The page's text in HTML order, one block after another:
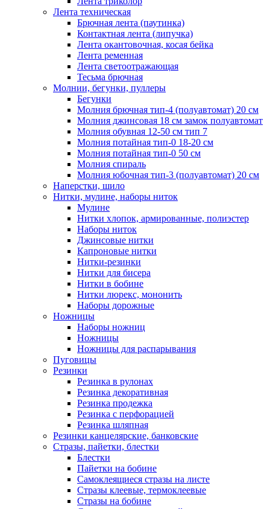
Лента техническая
Брючная лента (паутинка)
Контактная лента (липучка)
Лента окантовочная, косая бейка
Лента ременная
Лента светоотражающая
Тесьма брючная
Молнии, бегунки, пуллеры
Бегунки
Молния брючная тип-4 (полуавтомат) 20 см
Молния джинсовая 18 см замок полуавтомат
Молния обувная 12-50 см тип 7
Молния потайная тип-0 18-20 см
Молния потайная тип-0 50 см
Молния спираль
Молния юбочная тип-3 (полуавтомат) 20 см
Наперстки, шило
Нитки, мулине, наборы ниток
Мулине
Нитки хлопок, армированные, полиэстер
Наборы ниток
Джинсовые нитки
Капроновые нитки
Нитки-резинки
Нитки для бисера
Нитки в бобине
Нитки люрекс, мононить
Наборы дорожные
Ножницы
Наборы ножниц
Ножницы
Ножницы для распарывания
Пуговицы
Резинки
Резинка в рулонах
Резинка декоративная
Резинка продежка
Резинка с перфорацией
Резинка шляпная
Резинки канцелярские, банковские
Стразы, пайетки, блестки
Блестки
Пайетки на бобине
Самоклеящиеся стразы на листе
Стразы клеевые, термоклеевые
Стразы на бобине